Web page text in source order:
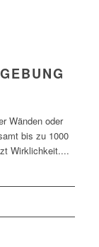
Wänden oder
bis zu 1000
Wirklichkeit....